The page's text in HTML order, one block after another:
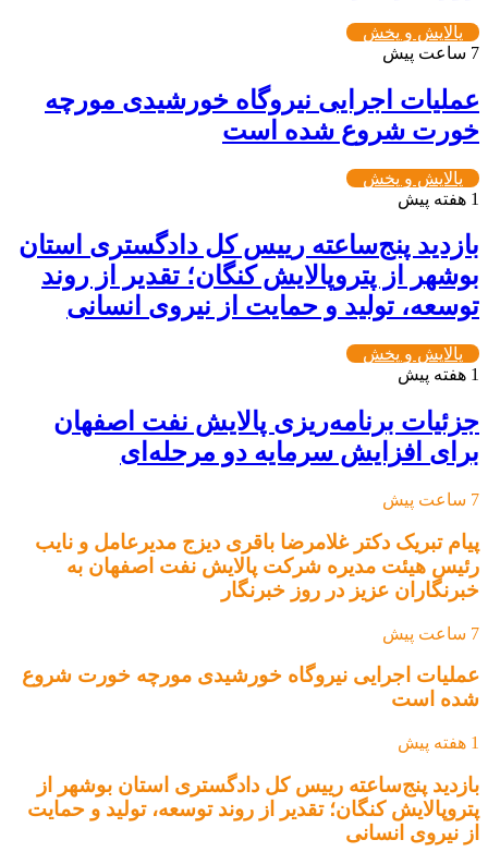
پالایش و پخش
7 ساعت پیش
عملیات اجرایی نیروگاه خورشیدی مورچه
خورت شروع شده است
پالایش و پخش
1 هفته پیش
بازدید پنج‌ساعته رییس کل دادگستری استان
بوشهر از پتروپالایش کنگان؛ تقدیر از روند
توسعه، تولید و حمایت از نیروی انسانی
پالایش و پخش
1 هفته پیش
جزئیات برنامه‌ریزی پالایش نفت اصفهان
برای افزایش سرمایه دو مرحله‌ای
7 ساعت پیش
پیام تبریک دکتر غلامرضا باقری دیزج مدیرعامل و نایب
رئیس هیئت مدیره شرکت پالایش نفت اصفهان به
خبرنگاران عزیز در روز خبرنگار
7 ساعت پیش
عملیات اجرایی نیروگاه خورشیدی مورچه خورت شروع
شده است
1 هفته پیش
بازدید پنج‌ساعته رییس کل دادگستری استان بوشهر از
پتروپالایش کنگان؛ تقدیر از روند توسعه، تولید و حمایت
از نیروی انسانی